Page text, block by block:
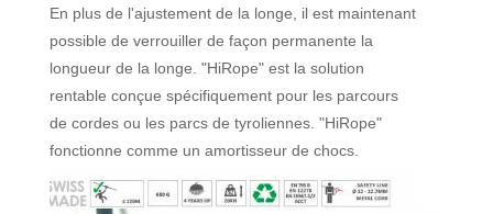
En plus de l'ajustement de la longe, il est maintenant
possible de verrouiller de façon permanente la
longueur de la longe. "HiRope" est la solution
rentable conçue spécifiquement pour les parcours
de cordes ou les parcs de tyroliennes. "HiRope"
fonctionne comme un amortisseur de chocs.